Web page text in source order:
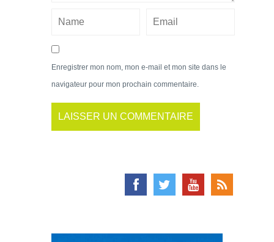
Enregistrer mon nom, mon e-mail et mon site dans le
navigateur pour mon prochain commentaire.